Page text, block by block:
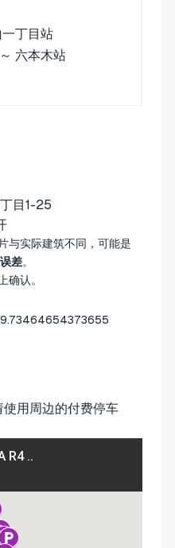
丁目站
六本木站
目1-25
与实际建筑不同，可能是
差。
确认。
用周边的付费停车